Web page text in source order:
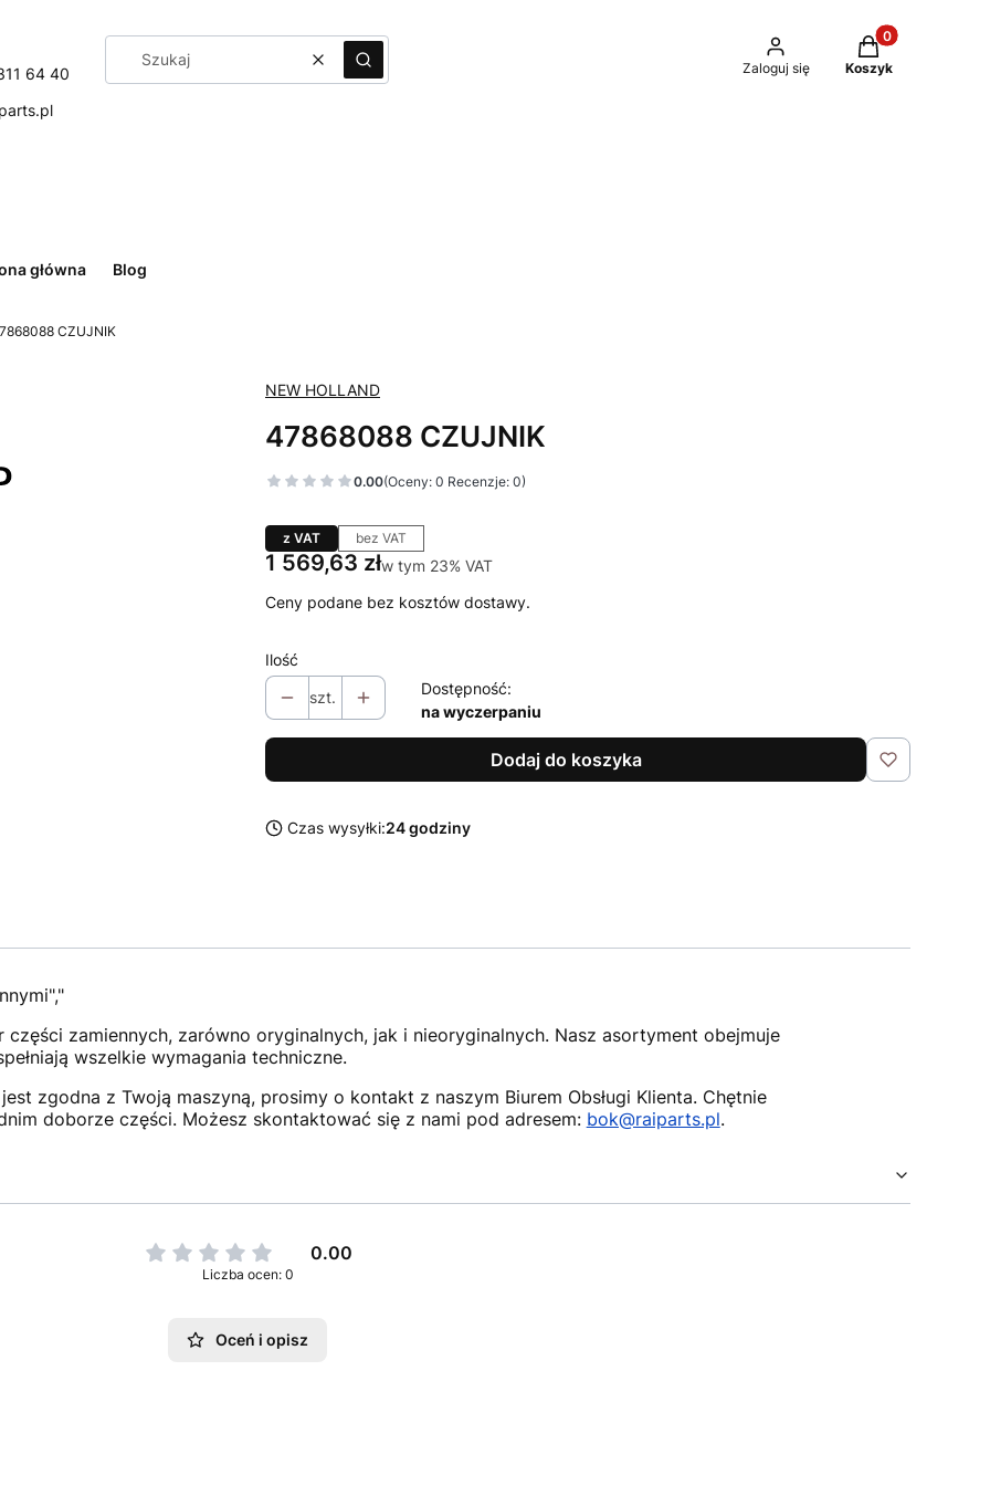
64 40
WyczyśćSzukaj Zaloguj się
Produkty w
Koszyk
główna Blog
CZUJNIK
NEW HOLLAND
47868088 CZUJNIK
0.00(Oceny: 0 Recenzje: 0)
z VAT bez VAT
Cena
1 569,63 złw tym 23% VAT
w tym 23% VAT
Ceny podane bez kosztów dostawy.
Ilość
szt.
Dostępność:
na wyczerpaniu
Dodaj do koszyka
Czas wysyłki:24 godziny
zamiennych, zarówno oryginalnych, jak i nieoryginalnych. Nasz asortyment obejmuje
wszelkie wymagania techniczne.
zgodna z Twoją maszyną, prosimy o kontakt z naszym Biurem Obsługi Klienta. Chętnie
doborze części. Możesz skontaktować się z nami pod adresem: bok@raiparts.pl.
0.00
Liczba ocen: 0
Oceń i opisz